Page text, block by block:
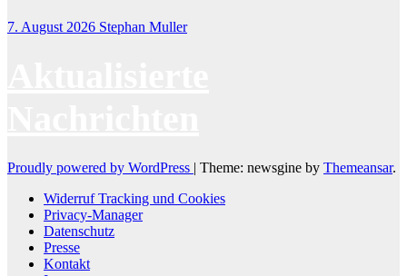
7. August 2026 Stephan Muller
Proudly powered by WordPress | Theme: newsgine by Themeansar.
Widerruf Tracking und Cookies
Privacy-Manager
Datenschutz
Presse
Kontakt